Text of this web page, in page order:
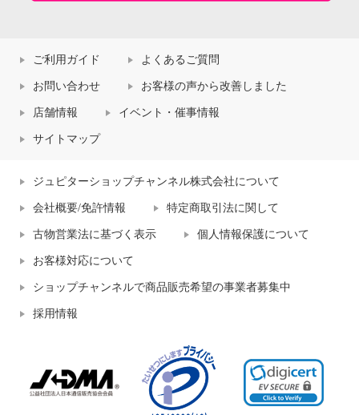
ご利用ガイド よくあるご質問
お問い合わせ お客様の声から改善しました
店舗情報 イベント・催事情報
サイトマップ
ジュピターショップチャンネル株式会社について
会社概要/免許情報 特定商取引法に関して
古物営業法に基づく表示 個人情報保護について
お客様対応について
ショップチャンネルで商品販売希望の事業者募集中
採用情報